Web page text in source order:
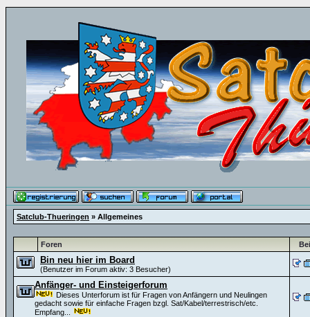
Satclub-Thueringen » Allgemeines
Foren
Bin neu hier im Board
(Benutzer im Forum aktiv: 3 Besucher)
Anfänger- und Einsteigerforum
Dieses Unterforum ist für Fragen von Anfängern und Neulingen
gedacht sowie für einfache Fragen bzgl. Sat/Kabel/terrestrisch/etc.
Empfang...